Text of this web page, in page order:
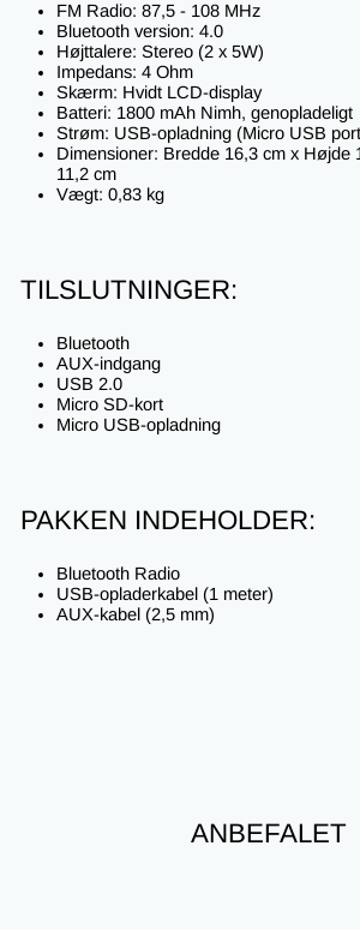
FM Radio: 87,5 - 108 MHz
Bluetooth version: 4.0
Højttalere: Stereo (2 x 5W)
Impedans: 4 Ohm
Skærm: Hvidt LCD-display
Batteri: 1800 mAh Nimh, genopladeligt
Strøm: USB-opladning (Micro USB
Dimensioner: Bredde 16,3 cm x Højde
11,2 cm
Vægt: 0,83 kg
TILSLUTNINGER:
Bluetooth
AUX-indgang
USB 2.0
Micro SD-kort
Micro USB-opladning
PAKKEN INDEHOLDER:
Bluetooth Radio
USB-opladerkabel (1 meter)
AUX-kabel (2,5 mm)
ANBEFALET